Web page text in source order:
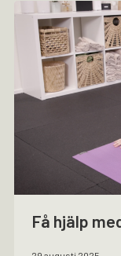
Få hjälp